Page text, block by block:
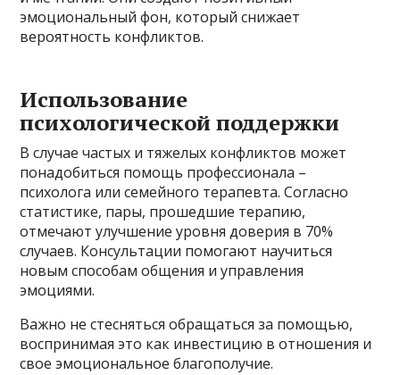
эмоциональный фон, который снижает
вероятность конфликтов.
Использование
психологической поддержки
В случае частых и тяжелых конфликтов может
понадобиться помощь профессионала –
психолога или семейного терапевта. Согласно
статистике, пары, прошедшие терапию,
отмечают улучшение уровня доверия в 70%
случаев. Консультации помогают научиться
новым способам общения и управления
эмоциями.
Важно не стесняться обращаться за помощью,
воспринимая это как инвестицию в отношения и
свое эмоциональное благополучие.